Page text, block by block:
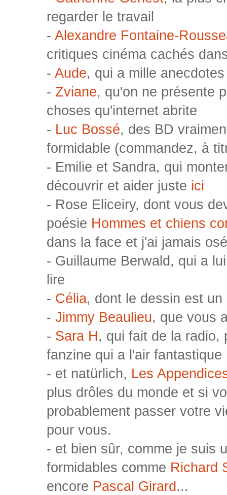
regarder le travail
- Alexandre Fontaine-
critiques cinéma cachés
- Aude, qui a mille
- Zviane, qu'on ne présente
choses qu'internet abrite
- Luc Bossé, des BD
formidable (commandez, à
- Emilie et Sandra, qui
découvrir et aider juste ici
- Rose Eliceiry, dont vous
poésie Hommes et chiens
dans la face et j'ai jamais
- Guillaume Berwald, qui a
lire
- Célia, dont le dessin est
- Jimmy Beaulieu, que vous
- Sara H, qui fait de la radio,
fanzine qui a l'air fantastique
- et natürlich, Les
plus drôles du monde et si
probablement passer votre
pour vous.
- et bien sûr, comme je suis
formidables comme Richard
encore Pascal Girard ...